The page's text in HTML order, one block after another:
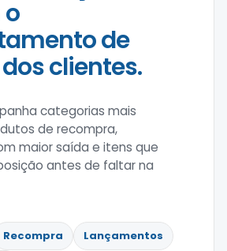
de
clientes.
categorias mais
de recompra,
maior saída e itens que
antes de faltar na
Recompra
Lançamentos